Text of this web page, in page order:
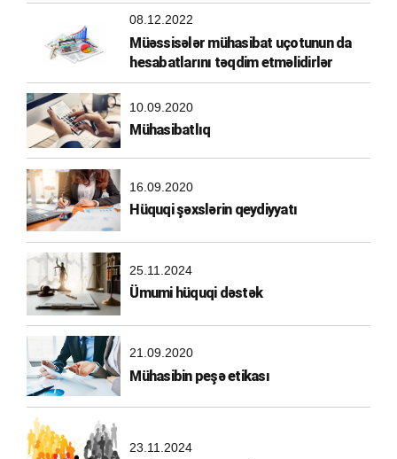
08.12.2022
Müəssisələr mühasibat uçotunun da
hesabatlarını təqdim etməlidirlər
10.09.2020
Mühasibatlıq
16.09.2020
Hüquqi şəxslərin qeydiyyatı
25.11.2024
Ümumi hüquqi dəstək
21.09.2020
Mühasibin peşə etikası
23.11.2024